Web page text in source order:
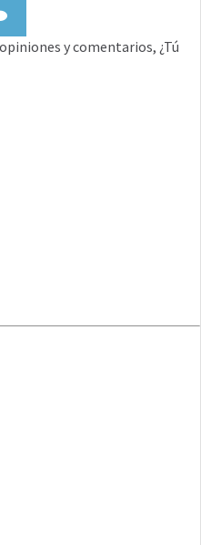
y comentarios, ¿Tú